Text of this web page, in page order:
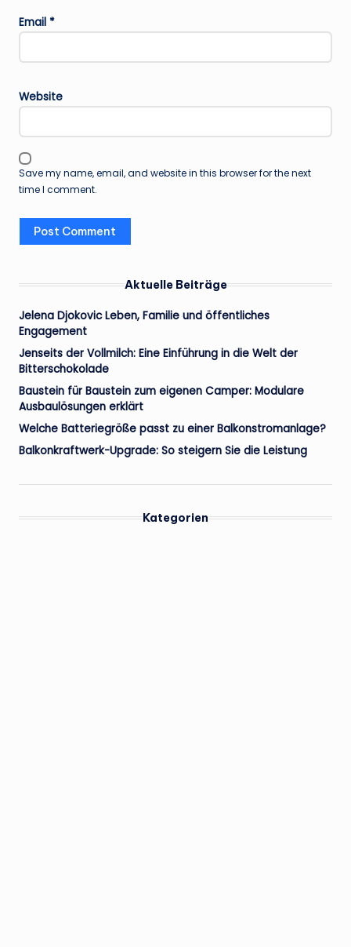
Email *
Website
Save my name, email, and website in this browser for the next
time I comment.
Aktuelle Beiträge
Jelena Djokovic Leben, Familie und öffentliches
Engagement
Jenseits der Vollmilch: Eine Einführung in die Welt der
Bitterschokolade
Baustein für Baustein zum eigenen Camper: Modulare
Ausbaulösungen erklärt
Welche Batteriegröße passt zu einer Balkonstromanlage?
Balkonkraftwerk-Upgrade: So steigern Sie die Leistung
Kategorien